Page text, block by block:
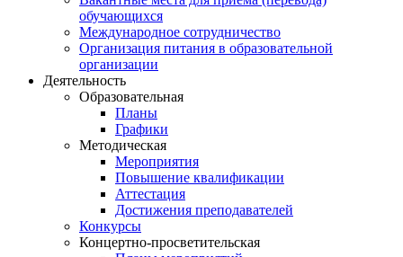
обучающихся
Международное сотрудничество
Организация питания в образовательной
организации
Деятельность
Образовательная
Планы
Графики
Методическая
Мероприятия
Повышение квалификации
Аттестация
Достижения преподавателей
Конкурсы
Концертно-просветительская